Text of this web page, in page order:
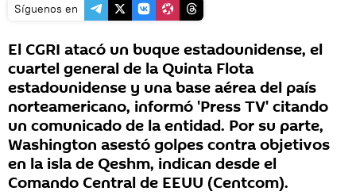
Síguenos en
El CGRI atacó un buque estadounidense, el
cuartel general de la Quinta Flota
estadounidense y una base aérea del país
norteamericano, informó 'Press TV' citando
un comunicado de la entidad. Por su parte,
Washington asestó golpes contra objetivos
en la isla de Qeshm, indican desde el
Comando Central de EEUU (Centcom).